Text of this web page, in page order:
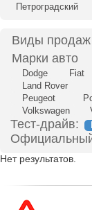
Петроградский
Dodge
Fiat
Land Rover
Peugeot
Volkswagen
Тест-драйв:
Нет результатов.